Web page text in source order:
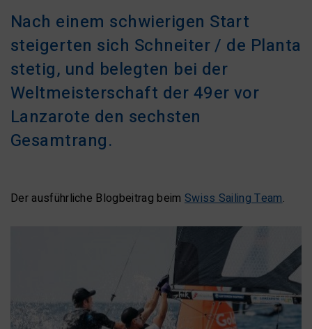
Nach einem schwierigen Start
steigerten sich Schneiter / de Planta
stetig, und belegten bei der
Weltmeisterschaft der 49er vor
Lanzarote den sechsten
Gesamtrang.
Der ausführliche Blogbeitrag beim Swiss Sailing Team.